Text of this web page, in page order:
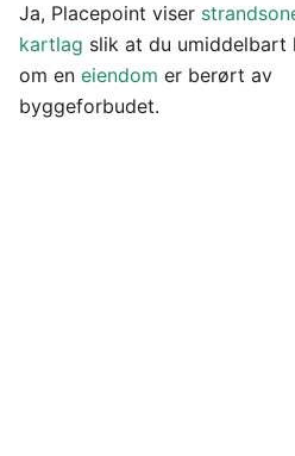
Ja, Placepoint viser
kartlag slik at du umiddelbart
om en eiendom er berørt av
byggeforbudet.